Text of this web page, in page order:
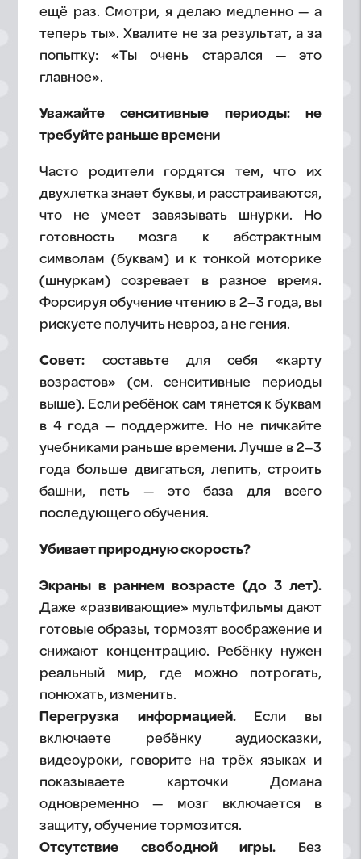
ещё раз. Смотри, я делаю медленно — а
теперь ты». Хвалите не за результат, а за
попытку: «Ты очень старался — это
главное».
Уважайте сенситивные периоды: не
требуйте раньше времени
Часто родители гордятся тем, что их
двухлетка знает буквы, и расстраиваются,
что не умеет завязывать шнурки. Но
готовность мозга к абстрактным
символам (буквам) и к тонкой моторике
(шнуркам) созревает в разное время.
Форсируя обучение чтению в 2–3 года, вы
рискуете получить невроз, а не гения.
Совет: составьте для себя «карту
возрастов» (см. сенситивные периоды
выше). Если ребёнок сам тянется к буквам
в 4 года — поддержите. Но не пичкайте
учебниками раньше времени. Лучше в 2–3
года больше двигаться, лепить, строить
башни, петь — это база для всего
последующего обучения.
Убивает природную скорость?
Экраны в раннем возрасте (до 3 лет).
Даже «развивающие» мультфильмы дают
готовые образы, тормозят воображение и
снижают концентрацию. Ребёнку нужен
реальный мир, где можно потрогать,
понюхать, изменить.
Перегрузка информацией. Если вы
включаете ребёнку аудиосказки,
видеоуроки, говорите на трёх языках и
показываете карточки Домана
одновременно — мозг включается в
защиту, обучение тормозится.
Отсутствие свободной игры. Без